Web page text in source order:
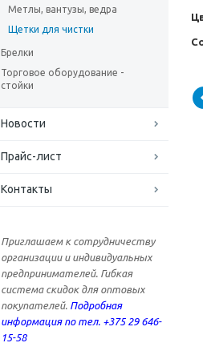
Метлы, вантузы, ведра
Щетки для чистки
Брелки
Торговое оборудование -
стойки
Новости
Прайс-лист
Контакты
Приглашаем к сотрудничеству
организации и индивидуальных
предпринимателей. Гибкая
система скидок для оптовых
покупателей. Подробная
информация по тел. +375 29 646-
15-58